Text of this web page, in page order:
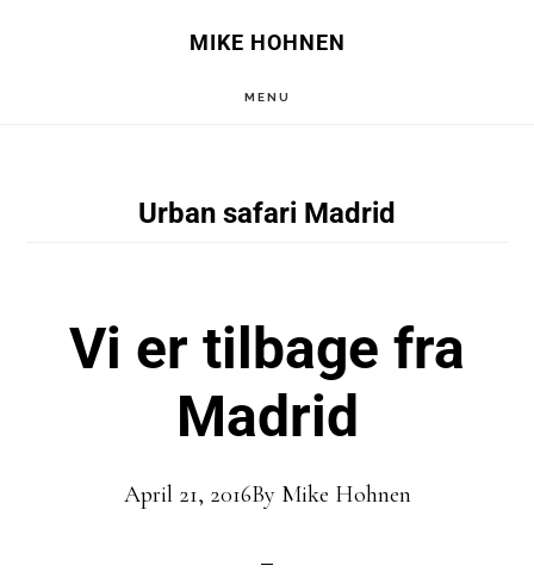
MIKE HOHNEN
MENU
Urban safari Madrid
Vi er tilbage fra
Madrid
April 21, 2016By Mike Hohnen